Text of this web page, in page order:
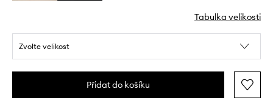
Tabulka velikosti
Zvolte velikost
Přidat do košíku